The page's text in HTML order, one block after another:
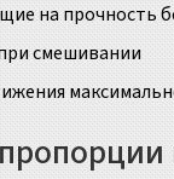
на прочность
смешивании